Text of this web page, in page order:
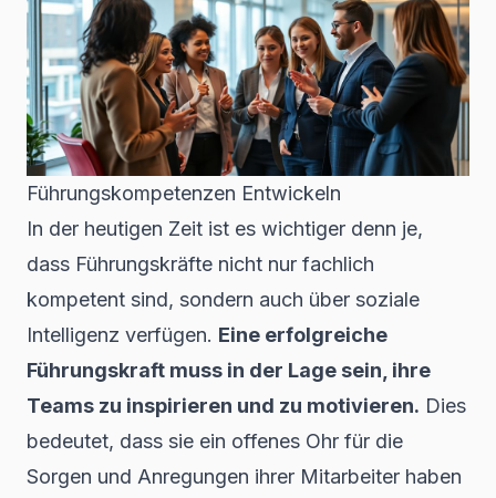
Führungskompetenzen Entwickeln
In der heutigen Zeit ist es wichtiger denn je,
dass Führungskräfte nicht nur fachlich
kompetent sind, sondern auch über soziale
Intelligenz verfügen. Eine erfolgreiche
Führungskraft muss in der Lage sein, ihre
Teams zu inspirieren und zu motivieren. Dies
bedeutet, dass sie ein offenes Ohr für die
Sorgen und Anregungen ihrer Mitarbeiter haben